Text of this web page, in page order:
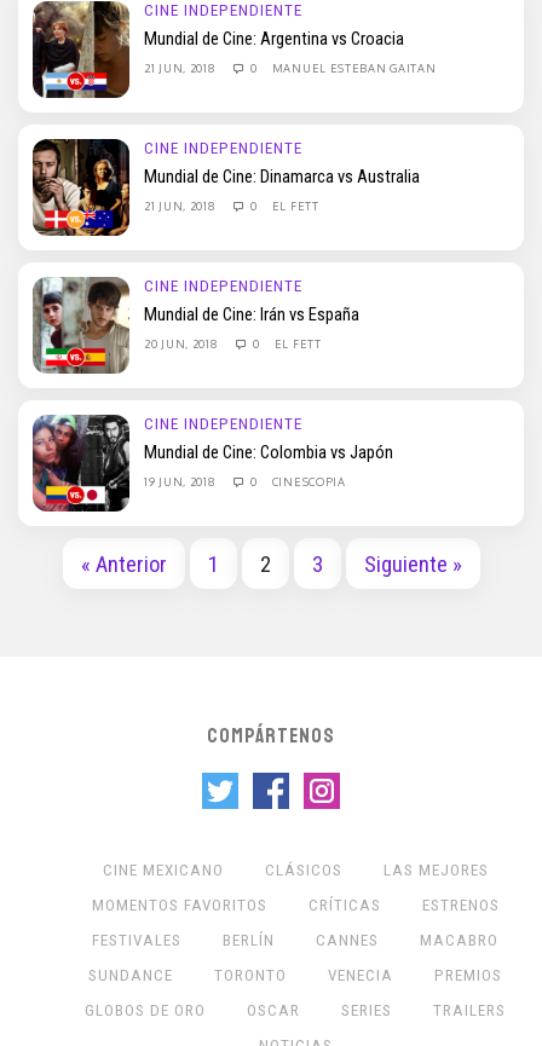
CINE INDEPENDIENTE
Mundial de Cine: Argentina vs Croacia
21 JUN, 2018 0 MANUEL ESTEBAN GAITAN
CINE INDEPENDIENTE
Mundial de Cine: Dinamarca vs Australia
21 JUN, 2018 0 EL FETT
CINE INDEPENDIENTE
Mundial de Cine: Irán vs España
20 JUN, 2018 0 EL FETT
CINE INDEPENDIENTE
Mundial de Cine: Colombia vs Japón
19 JUN, 2018 0 CINESCOPIA
« Anterior 1 2 3 Siguiente »
COMPÁRTENOS
CINE MEXICANO CLÁSICOS
LAS MEJORES
MOMENTOS FAVORITOS
CRÍTICAS
ESTRENOS
FESTIVALES
BERLÍN CANNES
MACABRO
SUNDANCE
TORONTO VENECIA
PREMIOS
GLOBOS DE ORO
OSCAR SERIES
TRAILERS